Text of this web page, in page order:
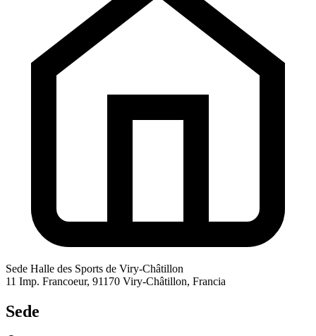
Sede Halle des Sports de Viry-Châtillon
11 Imp. Francoeur, 91170 Viry-Châtillon, Francia
Sede